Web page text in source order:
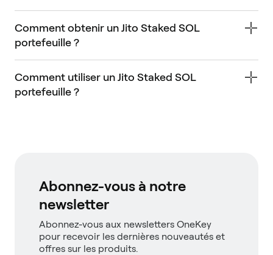
Comment obtenir un Jito Staked SOL
portefeuille ?
Comment utiliser un Jito Staked SOL
portefeuille ?
Abonnez-vous à notre
newsletter
Abonnez-vous aux newsletters OneKey
pour recevoir les dernières nouveautés et
offres sur les produits.